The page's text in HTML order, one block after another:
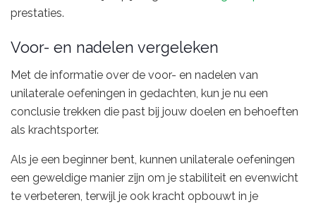
prestaties.
Voor- en nadelen vergeleken
Met de informatie over de voor- en nadelen van
unilaterale oefeningen in gedachten, kun je nu een
conclusie trekken die past bij jouw doelen en behoeften
als krachtsporter.
Als je een beginner bent, kunnen unilaterale oefeningen
een geweldige manier zijn om je stabiliteit en evenwicht
te verbeteren, terwijl je ook kracht opbouwt in je